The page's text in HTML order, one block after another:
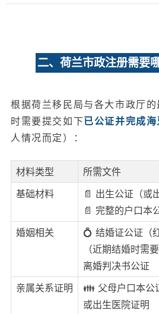
二、荷兰市政注册需要
根据荷兰移民局与各大市政厅
时需要提交如下已公证并完成
人情况而定）：
材料类型
所需文件
基础材料
📄 出生公证（或
📄 完整的户口本
婚姻相关
💍 结婚证公证（
（近期结婚时需
离婚判决书公证
亲属关系证明
👪 父母户口本公
或出生医院证明